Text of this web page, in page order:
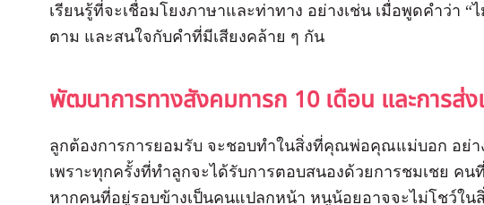
เรียนรู้ที่จะเชื่อมโยงภาษาและท่าทาง อย่างเช่น เมื่อพูดคำว่า
ตาม และสนใจกับคำที่มีเสียงคล้าย ๆ กัน
พัฒนาการทางสังคมทารก 10 เดือน และการส่
ลูกต้องการการยอมรับ จะชอบทำในสิ่งที่คุณพ่อคุณแม่บอก อย่า
เพราะทุกครั้งที่ทำลูกจะได้รับการตอบสนองด้วยการชมเชย ค
หากคนที่อยู่รอบข้างเป็นคนแปลกหน้า หนูน้อยอาจจะไม่โชว์ใน